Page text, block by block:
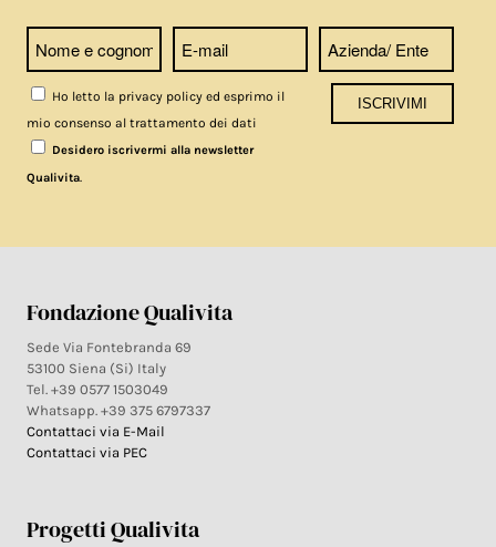
Ho letto la privacy policy ed esprimo il
mio consenso al trattamento dei dati
Desidero iscrivermi alla newsletter
Qualivita.
Fondazione Qualivita
Sede Via Fontebranda 69
53100 Siena (Si) Italy
Tel. +39 0577 1503049
Whatsapp. +39 375 6797337
Contattaci via E-Mail
Contattaci via PEC
Progetti Qualivita